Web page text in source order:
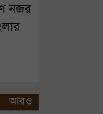
নজর
আরও